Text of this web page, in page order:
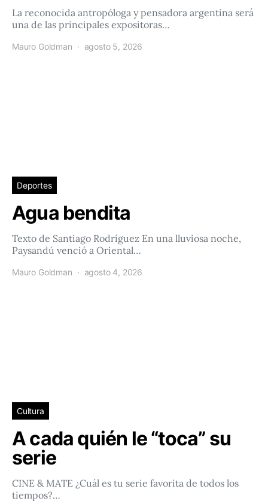
La reconocida antropóloga y pensadora argentina será
una de las principales expositoras…
Mauro Goldman agosto 5, 2026
Deportes
Agua bendita
Texto de Santiago Rodríguez En una lluviosa noche,
Paysandú venció a Oriental…
Mauro Goldman agosto 4, 2026
Cultura
A cada quién le “toca” su
serie
CINE & MATE ¿Cuál es tu serie favorita de todos los
tiempos?…